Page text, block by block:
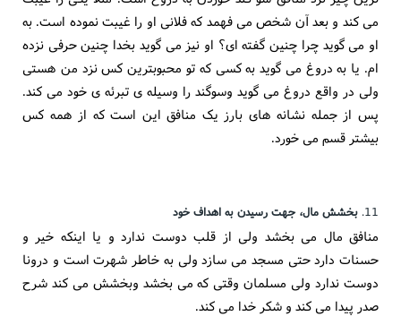
می کند و بعد آن شخص می فهمد که فلانی او را غیبت نموده است. به
او می گوید چرا چنین گفته ای؟ او نیز می گوید بخدا چنین حرفی نزده
ام. یا به دروغ می گوید به کسی که تو محبوبترین کس نزد من هستی
ولی در واقع دروغ می گوید وسوگند را وسیله ی تبرئه ی خود می کند.
پس از جمله نشانه های بارز یک منافق این است که از همه کس
بیشتر قسم می خورد.
11. بخشش مال، جهت رسیدن به اهداف خود
منافق مال می بخشد ولی از قلب دوست ندارد و یا اینکه خیر و
حسنات دارد حتی مسجد می سازد ولی به خاطر شهرت است و درونا
دوست ندارد ولی مسلمان وقتی که می بخشد وبخشش می کند شرح
صدر پیدا می کند و شکر خدا می کند.